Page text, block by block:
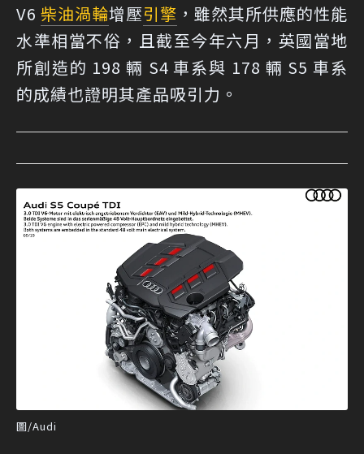
V6 柴油渦輪增壓引擎 ，雖然其所供應的性能
水準相當不俗，且截至今年六月，英國當地
所創造的 198 輛 S4 車系與 178 輛 S5 車系
的成績也證明其產品吸引力。
圖/Audi